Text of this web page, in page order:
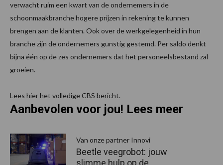
verwacht ruim een kwart van de ondernemers in de
schoonmaakbranche hogere prijzen in rekening te kunnen
brengen aan de klanten. Ook over de werkgelegenheid in hun
branche zijn de ondernemers gunstig gestemd. Per saldo denkt
bijna één op de zes ondernemers dat het personeelsbestand zal
groeien.
Lees hier het volledige CBS bericht.
Aanbevolen voor jou! Lees meer
Van onze partner Innovi
Beetle veegrobot: jouw